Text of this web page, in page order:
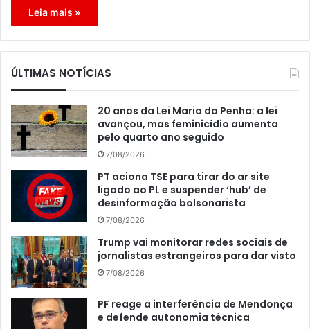
Leia mais »
ÚLTIMAS NOTÍCIAS
20 anos da Lei Maria da Penha: a lei
avançou, mas feminicídio aumenta
pelo quarto ano seguido
7/08/2026
PT aciona TSE para tirar do ar site
ligado ao PL e suspender ‘hub’ de
desinformação bolsonarista
7/08/2026
Trump vai monitorar redes sociais de
jornalistas estrangeiros para dar visto
7/08/2026
PF reage a interferência de Mendonça
e defende autonomia técnica